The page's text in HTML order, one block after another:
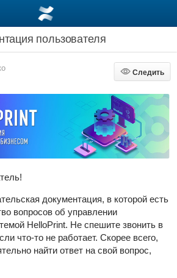
пользователя
Следить
Следить
документация, в которой есть
вопросов об управлении
HelloPrint. Не спешите звонить в
что-то не работает. Скорее всего,
найти ответ на свой вопрос,